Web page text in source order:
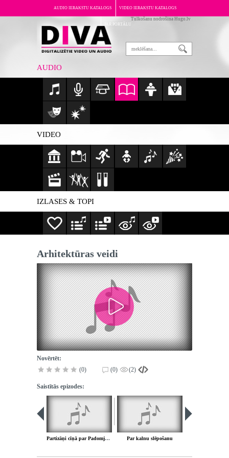
AUDIO IERAKSTU KATALOGS VIDEO IERAKSTU KATALOGS
PAR PORTĀLU
Tulkošanu nodrošina Hugo.lv
AUDIO
VIDEO
IZLASES & TOPI
Arhitektūras veidi
Novērtēt:
(0)
(0) (2)
Saistītās epizodes:
Partizāņi cīņā par Padomju Latviju Par kalnu slēpošanu